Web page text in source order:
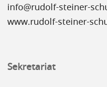
info@rudolf-steiner-
www.rudolf-steiner-
Sekretariat